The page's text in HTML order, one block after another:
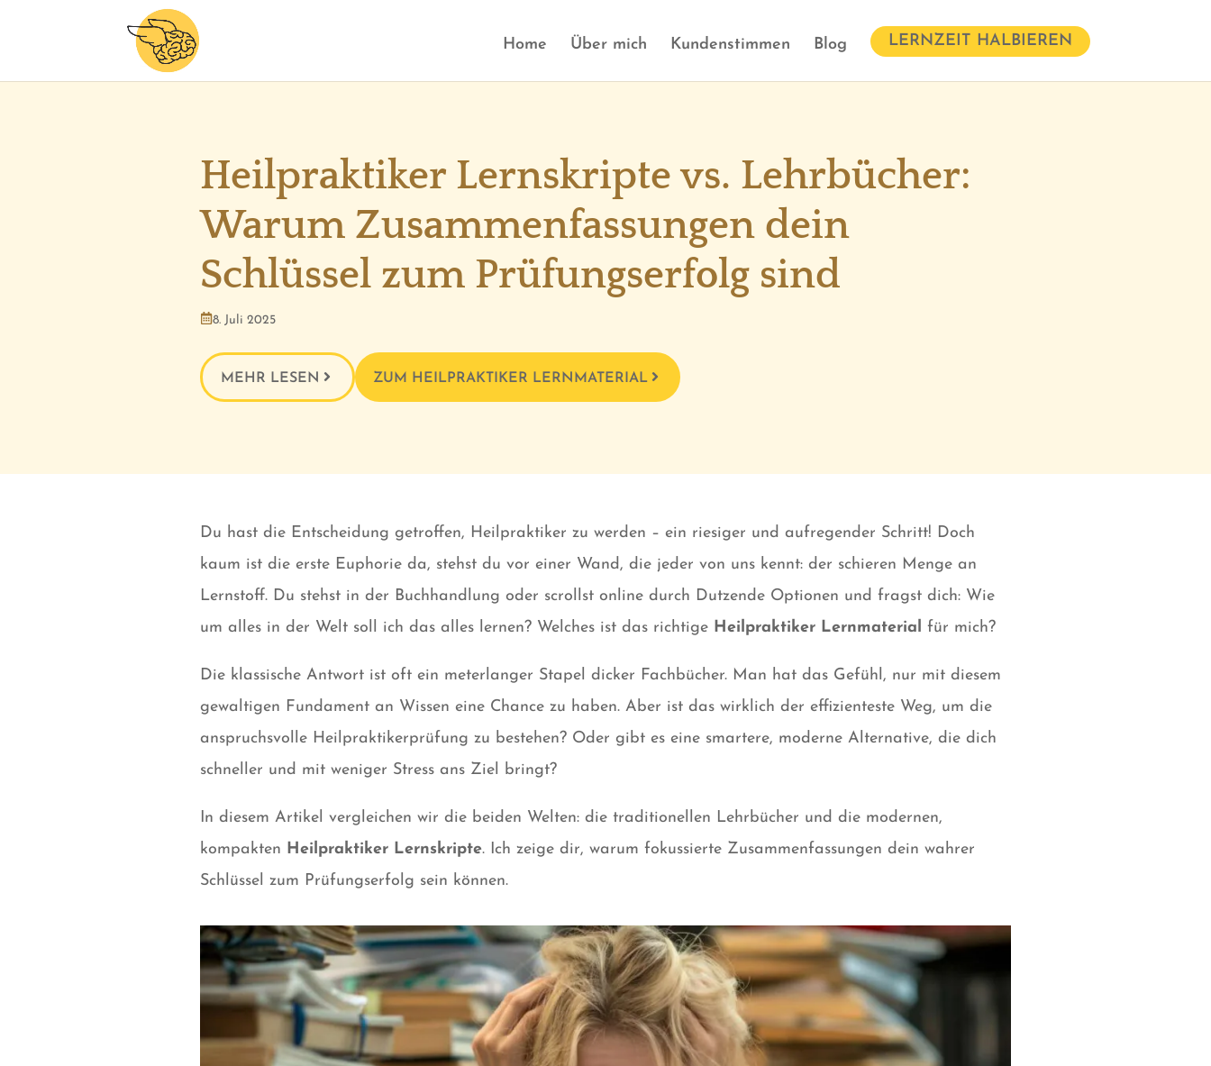
Home Über mich Kundenstimmen Blog LERNZEIT HALBIEREN
Heilpraktiker Lernskripte vs. Lehrbücher:
Warum Zusammenfassungen dein
Schlüssel zum Prüfungserfolg sind
8. Juli 2025
MEHR LESEN ZUM HEILPRAKTIKER LERNMATERIAL
Du hast die Entscheidung getroffen, Heilpraktiker zu werden – ein riesiger und aufregender Schritt! Doch
kaum ist die erste Euphorie da, stehst du vor einer Wand, die jeder von uns kennt: der schieren Menge an
Lernstoff. Du stehst in der Buchhandlung oder scrollst online durch Dutzende Optionen und fragst dich: Wie
um alles in der Welt soll ich das alles lernen? Welches ist das richtige Heilpraktiker Lernmaterial für mich?
Die klassische Antwort ist oft ein meterlanger Stapel dicker Fachbücher. Man hat das Gefühl, nur mit diesem
gewaltigen Fundament an Wissen eine Chance zu haben. Aber ist das wirklich der effizienteste Weg, um die
anspruchsvolle Heilpraktikerprüfung zu bestehen? Oder gibt es eine smartere, moderne Alternative, die dich
schneller und mit weniger Stress ans Ziel bringt?
In diesem Artikel vergleichen wir die beiden Welten: die traditionellen Lehrbücher und die modernen,
kompakten Heilpraktiker Lernskripte. Ich zeige dir, warum fokussierte Zusammenfassungen dein wahrer
Schlüssel zum Prüfungserfolg sein können.